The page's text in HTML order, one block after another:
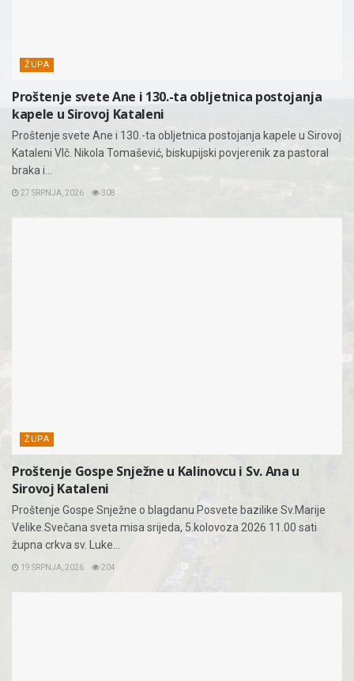
ŽUPA
Proštenje svete Ane i 130.-ta obljetnica postojanja
kapele u Sirovoj Kataleni
Proštenje svete Ane i 130.-ta obljetnica postojanja kapele u Sirovoj
Kataleni Vlč. Nikola Tomašević, biskupijski povjerenik za pastoral
braka i...
27 SRPNJA, 2026 308
ŽUPA
Proštenje Gospe Snježne u Kalinovcu i Sv. Ana u
Sirovoj Kataleni
Proštenje Gospe Snježne o blagdanu Posvete bazilike Sv.Marije
Velike.Svečana sveta misa srijeda, 5.kolovoza 2026 11.00 sati
župna crkva sv. Luke...
19 SRPNJA, 2026 204